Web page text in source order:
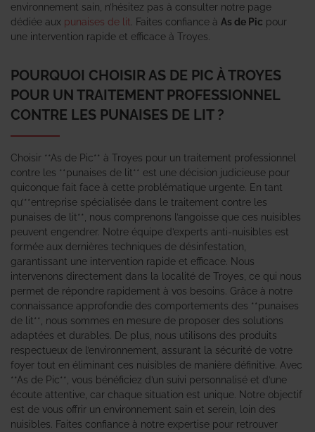
environnement sain, n’hésitez pas à consulter notre page
dédiée aux punaises de lit . Faites confiance à As de Pic pour
une intervention rapide et efficace à Troyes.
POURQUOI CHOISIR AS DE PIC À TROYES
POUR UN TRAITEMENT PROFESSIONNEL
CONTRE LES PUNAISES DE LIT ?
Choisir **As de Pic** à Troyes pour un traitement professionnel
contre les **punaises de lit** est une décision judicieuse pour
quiconque fait face à cette problématique urgente. En tant
qu’**entreprise spécialisée dans le traitement contre les
punaises de lit**, nous comprenons l’angoisse que ces nuisibles
peuvent engendrer. Notre équipe d’experts anti-nuisibles est
formée aux dernières techniques de désinfestation,
garantissant une intervention rapide et efficace. Nous
intervenons directement dans la localité de Troyes, ce qui nous
permet de répondre rapidement à vos besoins. Grâce à notre
connaissance approfondie des comportements des **punaises
de lit**, nous sommes en mesure de proposer des solutions
adaptées et durables. De plus, nous utilisons des produits
respectueux de l’environnement, assurant la sécurité de votre
foyer tout en éliminant ces nuisibles de manière définitive. Avec
**As de Pic**, vous bénéficiez d’un suivi personnalisé et d’une
écoute attentive, car chaque situation est unique. Notre objectif
est de vous offrir un environnement sain et serein, loin des
nuisibles. Faites confiance à notre expertise pour retrouver